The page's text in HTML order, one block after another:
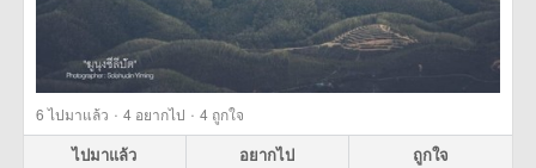
6ไปมาแล้ว · 4 อยากไป · 4 ถูกใจ
ไปมาแล้ว อยากไป ถูกใจ